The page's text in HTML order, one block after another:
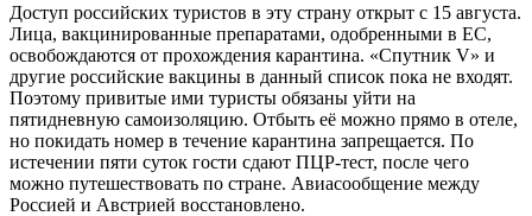
Доступ российских туристов в эту страну открыт с 15 августа.
Лица, вакцинированные препаратами, одобренными в ЕС,
освобождаются от прохождения карантина. «Спутник V» и
другие российские вакцины в данный список пока не входят.
Поэтому привитые ими туристы обязаны уйти на
пятидневную самоизоляцию. Отбыть её можно прямо в отеле,
но покидать номер в течение карантина запрещается. По
истечении пяти суток гости сдают ПЦР-тест, после чего
можно путешествовать по стране. Авиасообщение между
Россией и Австрией восстановлено.